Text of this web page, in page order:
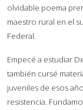
olvidable poema
maestro rural en el
Federal.
Empecé a estudiar
también cursé
juveniles de esos
resistencia.